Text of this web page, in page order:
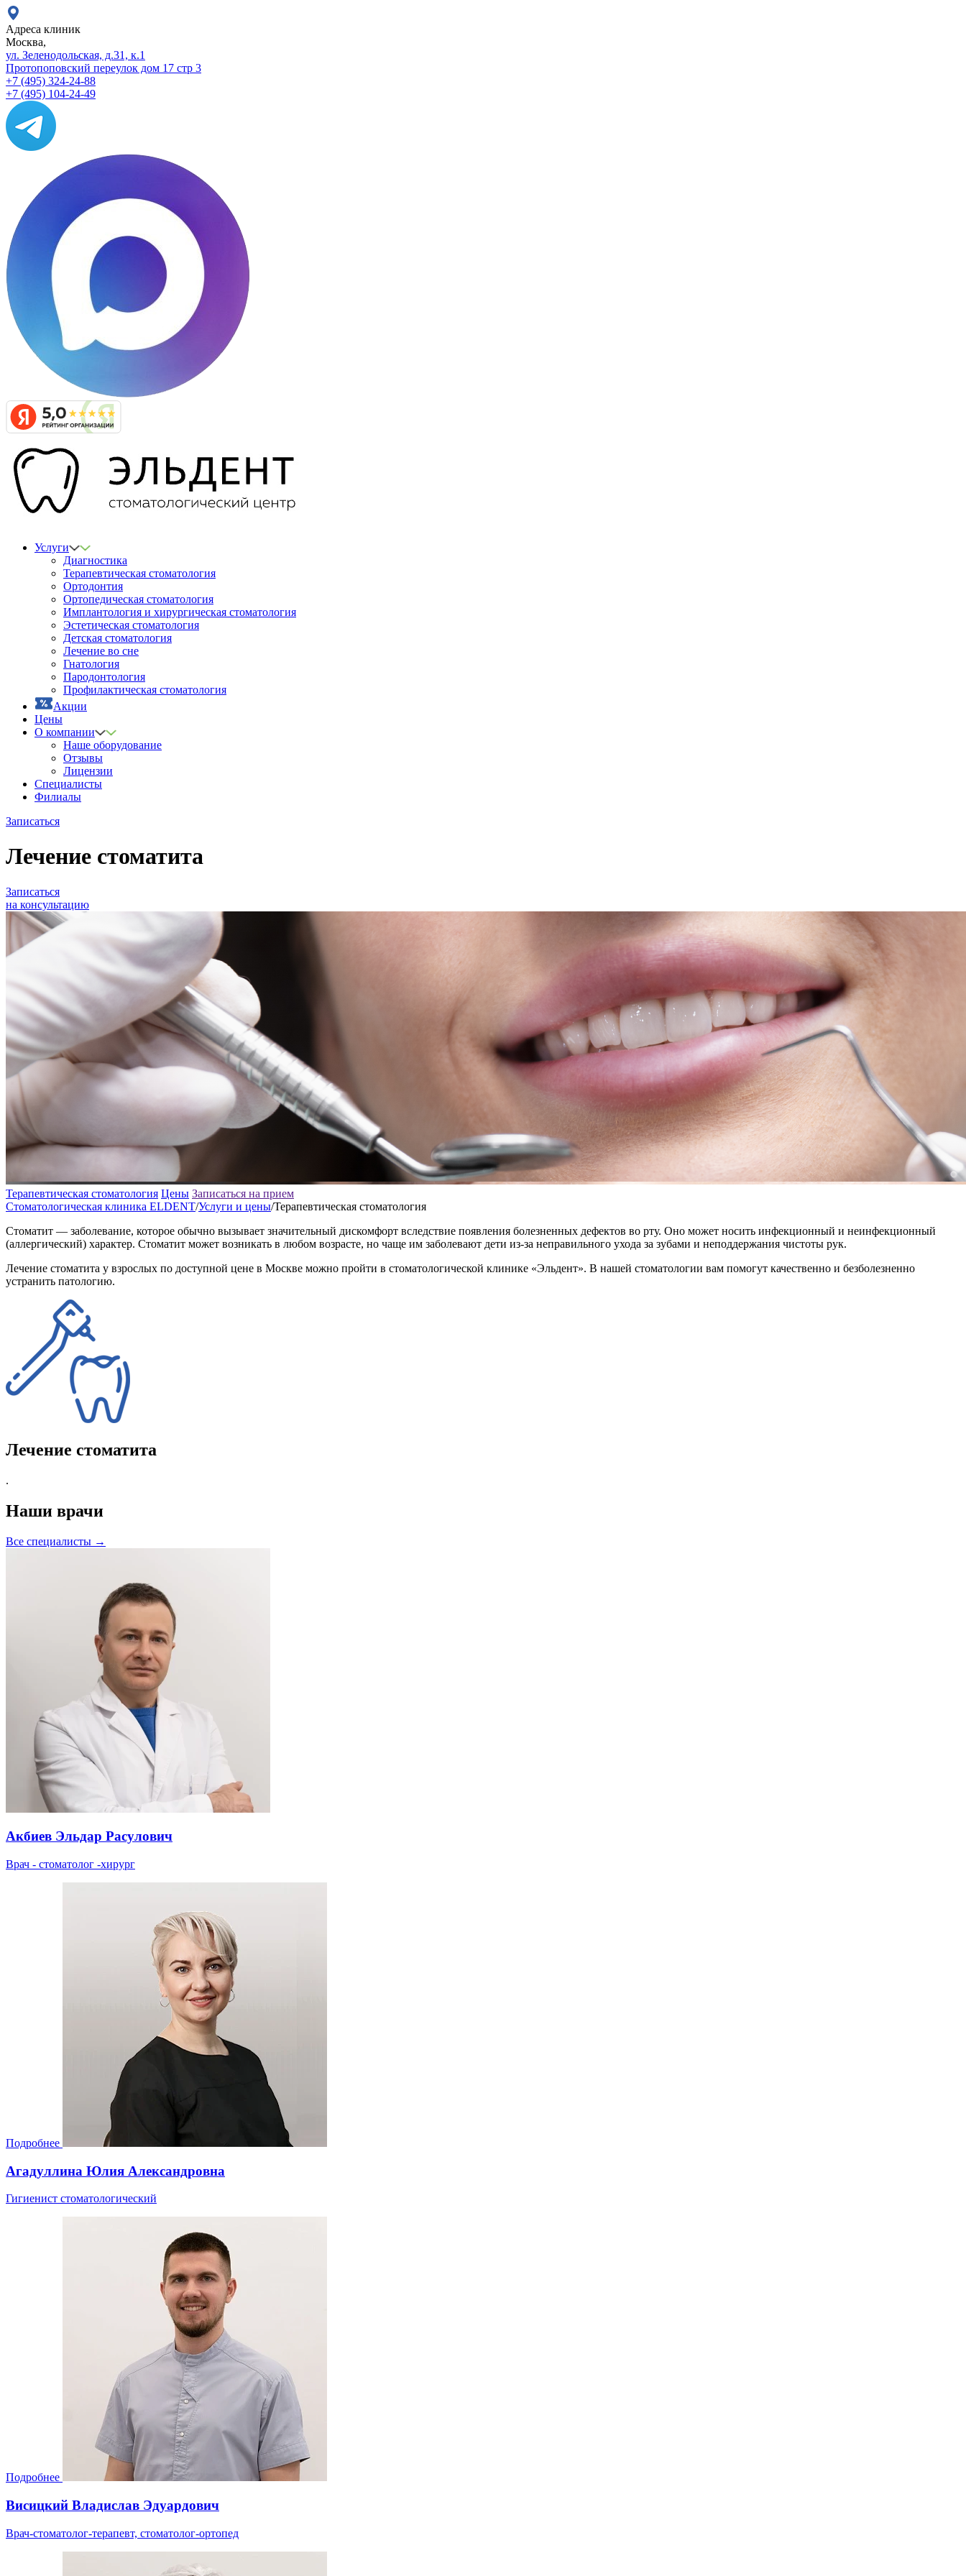
Адреса клиник
Москва,
ул. Зеленодольская, д.31, к.1
Протопоповский переулок дом 17 стр 3
+7 (495) 324-24-88
+7 (495) 104-24-49
Услуги
Диагностика
Терапевтическая стоматология
Ортодонтия
Ортопедическая стоматология
Имплантология и хирургическая стоматология
Эстетическая стоматология
Детская стоматология
Лечение во сне
Гнатология
Пародонтология
Профилактическая стоматология
Акции
Цены
О компании
Наше оборудование
Отзывы
Лицензии
Специалисты
Филиалы
Записаться
Лечение стоматита
Записаться
на консультацию
Терапевтическая стоматология Цены Записаться на прием
Стоматологическая клиника ELDENT/Услуги и цены/Терапевтическая стоматология
Стоматит — заболевание, которое обычно вызывает значительный дискомфорт вследствие появления болезненных дефектов во рту. Оно может носить инфекционный и неинфекционный
(аллергический) характер. Стоматит может возникать в любом возрасте, но чаще им заболевают дети из-за неправильного ухода за зубами и неподдержания чистоты рук.
Лечение стоматита у взрослых по доступной цене в Москве можно пройти в стоматологической клинике «Эльдент». В нашей стоматологии вам помогут качественно и безболезненно
устранить патологию.
Лечение стоматита
.
Наши врачи
Все специалисты →
Акбиев Эльдар Расулович
Врач - стоматолог -хирург
Подробнее
Агадуллина Юлия Александровна
Гигиенист стоматологический
Подробнее
Висицкий Владислав Эдуардович
Врач-стоматолог-терапевт, стоматолог-ортопед